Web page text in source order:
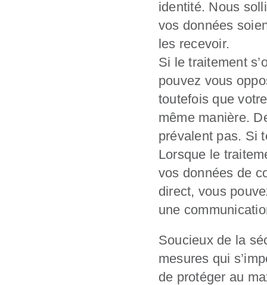
identité. Nous
vos données
les recevoir.
Si le traitement
pouvez vous
toutefois que
même manière.
prévalent pas. Si
Lorsque le
vos données de
direct, vous
une
Soucieux de la
mesures qui
de protéger au